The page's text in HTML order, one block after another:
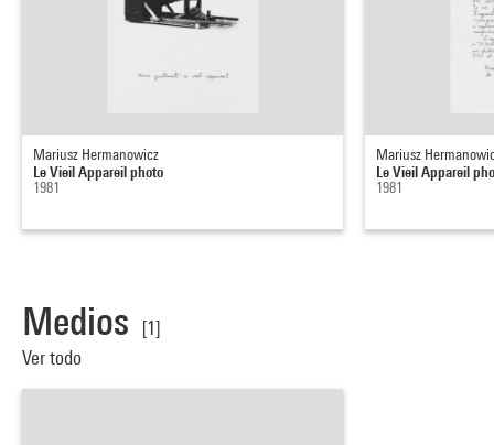
Mariusz Hermanowicz
Le Vieil Appareil photo
1981
Mariusz
Le Vieil Appareil
1981
Medios
[1]
Ver todo